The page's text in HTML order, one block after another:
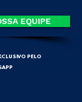
EQUIPE
PELO